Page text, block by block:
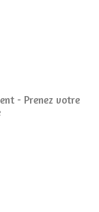
- Prenez votre